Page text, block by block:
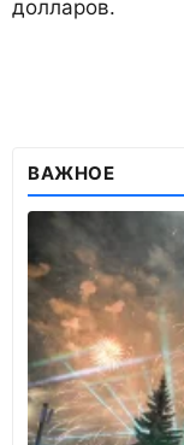
долларов.
ВАЖНОЕ